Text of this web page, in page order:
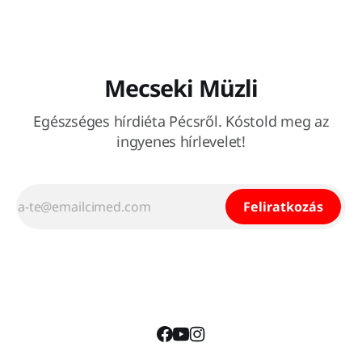
Mecseki Müzli
Egészséges hírdiéta Pécsről. Kóstold meg az
ingyenes hírlevelet!
Feliratkozás